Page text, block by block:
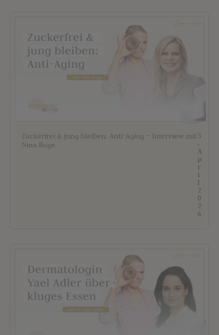
Zuckerfrei & jung bleiben: Anti-Aging – Interview mit
Nina Ruge
5
.
A
p
r
i
l
2
0
2
6